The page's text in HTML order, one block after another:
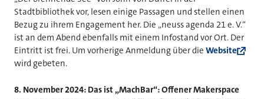
Stadtbibliothek vor, lesen einige Passagen und stellen einen
Bezug zu ihrem Engagement her. Die „neuss agenda 21 e. V.“
ist an dem Abend ebenfalls mit einem Infostand vor Ort. Der
Eintritt ist frei. Um vorherige Anmeldung über die Website
wird gebeten.
8. November 2024: Das ist „MachBar“: Offener Makerspace